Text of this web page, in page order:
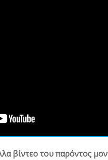
βίντεο του παρόντος